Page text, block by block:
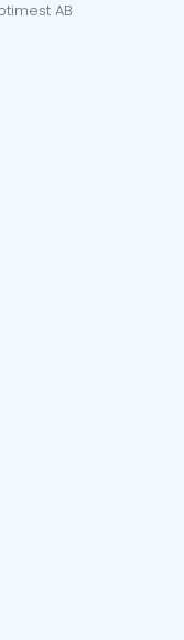
AB